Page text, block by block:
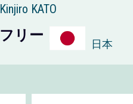
Kinjiro KATO
フリー 日本